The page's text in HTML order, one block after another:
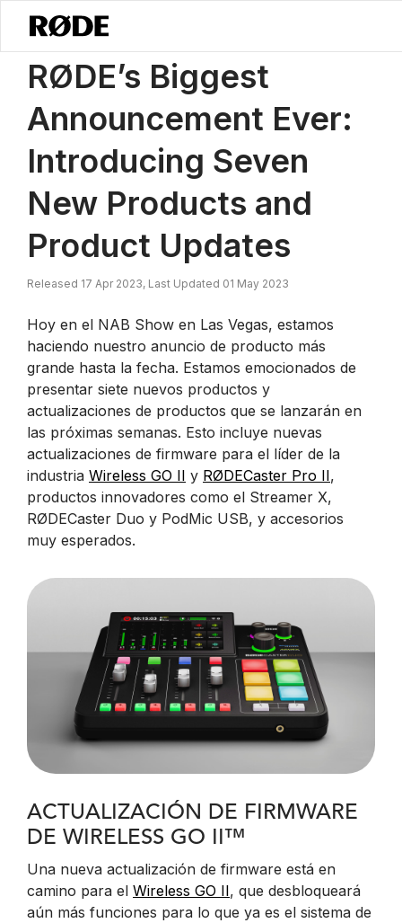
Noticias / El Mayor Anuncio De RØDE: Presentamos Siete Nuevos
RØDE’s Biggest
Announcement Ever:
Introducing Seven
New Products and
Product Updates
Released 17 Apr 2023, Last Updated 01 May 2023
Hoy en el NAB Show en Las Vegas, estamos
haciendo nuestro anuncio de producto más
grande hasta la fecha. Estamos emocionados de
presentar siete nuevos productos y
actualizaciones de productos que se lanzarán en
las próximas semanas. Esto incluye nuevas
actualizaciones de firmware para el líder de la
industria Wireless GO II y RØDECaster Pro II,
productos innovadores como el Streamer X,
RØDECaster Duo y PodMic USB, y accesorios
muy esperados.
ACTUALIZACIÓN DE FIRMWARE
DE WIRELESS GO II™
Una nueva actualización de firmware está en
camino para el Wireless GO II, que desbloqueará
aún más funciones para lo que ya es el sistema de